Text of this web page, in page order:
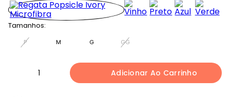
Tamanhos:
P M G GG
1 Adicionar Ao Carrinho